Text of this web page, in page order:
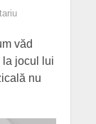
văd
la jocul lui
nu